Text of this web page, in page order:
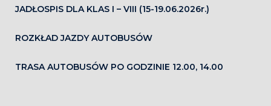
JADŁOSPIS DLA KLAS I – VIII (15-19.06.2026r.)
ROZKŁAD JAZDY AUTOBUSÓW
TRASA AUTOBUSÓW PO GODZINIE 12.00, 14.00